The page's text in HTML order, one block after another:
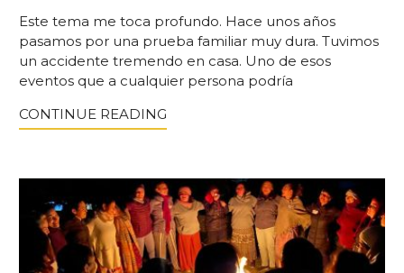
Este tema me toca profundo. Hace unos años
pasamos por una prueba familiar muy dura. Tuvimos
un accidente tremendo en casa. Uno de esos
eventos que a cualquier persona podría
CONTINUE READING